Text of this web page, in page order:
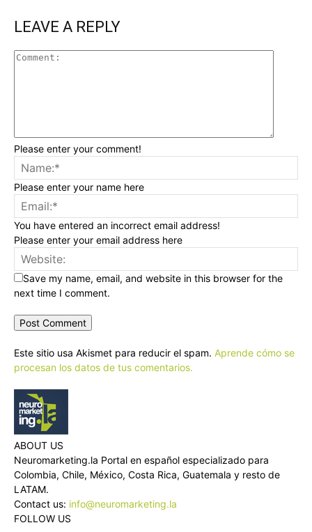
LEAVE A REPLY
Please enter your comment!
Please enter your name here
You have entered an incorrect email address!
Please enter your email address here
Save my name, email, and website in this browser for the
next time I comment.
Este sitio usa Akismet para reducir el spam. Aprende cómo se
procesan los datos de tus comentarios.
ABOUT US
Neuromarketing.la Portal en español especializado para
Colombia, Chile, México, Costa Rica, Guatemala y resto de
LATAM.
Contact us: info@neuromarketing.la
FOLLOW US